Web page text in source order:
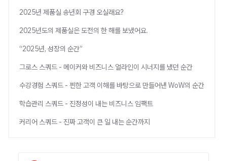
2025년 제품실 송년회 구경 오실래요?
2025년도의 제품실은 도전의 한 해를 보냈어요.
“2025년, 성장의 순간”
그로스 스쿼드 - 메이커와 비즈니스 얼라인이 시너지를 냈던 순간
수강경험 스쿼드 - 찐한 고객 이해를 바탕으로 만들어낸 WoW의 순간
학습관리 스쿼드 - 진정성이 내는 비즈니스 임팩트
커리어 스쿼드 - 진짜 고객이 큰 일 내는 순간까지